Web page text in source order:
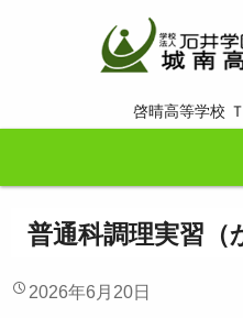
啓晴高等学校
普通科調理実習（
2026年6月20日